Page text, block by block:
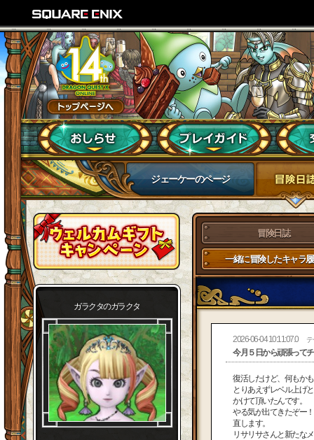
ジェーケーのページ
ガラクタのガラクタ
冒険日誌
一緒に冒険したキャラ
2026-06-04 10:11:07.0 テ
今月５日から頑張って
復活したけど、何もか
とりあえずレベル上げ
かけて頂いたんです。
やる気が出てきたぞー
直します。
リサリサさんと新たな